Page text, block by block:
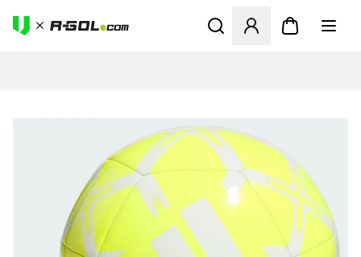
Ανοίγει ένα Modal για να